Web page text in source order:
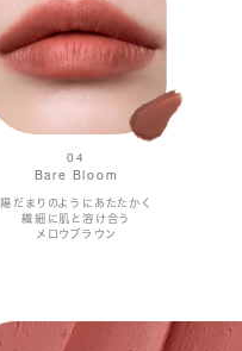
04
Bare Bloom
陽だまりのようにあたたかく
繊細に肌と溶け合う
メロウブラウン